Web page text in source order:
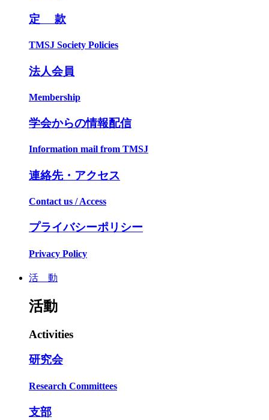
定 款
TMSJ Society Policies
法人会員
Membership
学会からの情報配信
Information mail from TMSJ
連絡先・アクセス
Contact us / Access
プライバシーポリシー
Privacy Policy
活 動
活動
Activities
研究会
Research Committees
支部